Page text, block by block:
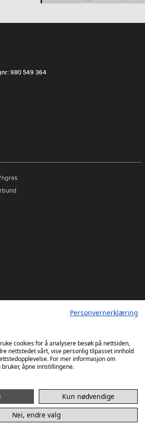
980 549 364
Håndball
FOR ELVERUM HÅNDBALL
Personvernerklæring
cookies for å analysere besøk på nettsiden,
nettstedet vårt, vise personlig tilpasset innhold
For mer informasjon om
åpne innstillingene.
Kun nødvendige
Nei, endre valg